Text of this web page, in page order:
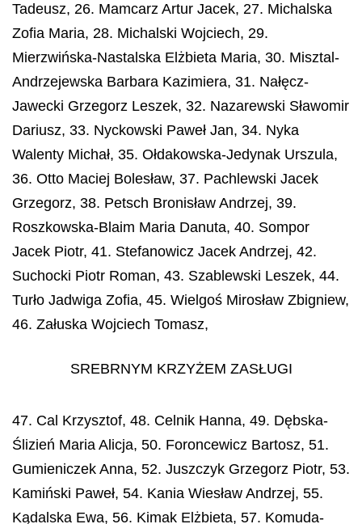
Tadeusz, 26. Mamcarz Artur Jacek, 27. Michalska
Zofia Maria, 28. Michalski Wojciech, 29.
Mierzwińska-Nastalska Elżbieta Maria, 30. Misztal-
Andrzejewska Barbara Kazimiera, 31. Nałęcz-
Jawecki Grzegorz Leszek, 32. Nazarewski Sławomir
Dariusz, 33. Nyckowski Paweł Jan, 34. Nyka
Walenty Michał, 35. Ołdakowska-Jedynak Urszula,
36. Otto Maciej Bolesław, 37. Pachlewski Jacek
Grzegorz, 38. Petsch Bronisław Andrzej, 39.
Roszkowska-Blaim Maria Danuta, 40. Sompor
Jacek Piotr, 41. Stefanowicz Jacek Andrzej, 42.
Suchocki Piotr Roman, 43. Szablewski Leszek, 44.
Turło Jadwiga Zofia, 45. Wielgoś Mirosław Zbigniew,
46. Załuska Wojciech Tomasz,
SREBRNYM KRZYŻEM ZASŁUGI
47. Cal Krzysztof, 48. Celnik Hanna, 49. Dębska-
Ślizień Maria Alicja, 50. Foroncewicz Bartosz, 51.
Gumieniczek Anna, 52. Juszczyk Grzegorz Piotr, 53.
Kamiński Paweł, 54. Kania Wiesław Andrzej, 55.
Kądalska Ewa, 56. Kimak Elżbieta, 57. Komuda-